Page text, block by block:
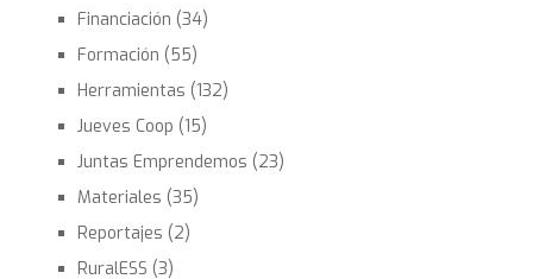
Financiación (34)
Formación (55)
Herramientas (132)
Jueves Coop (15)
Juntas Emprendemos (23)
Materiales (35)
Reportajes (2)
RuralESS (3)